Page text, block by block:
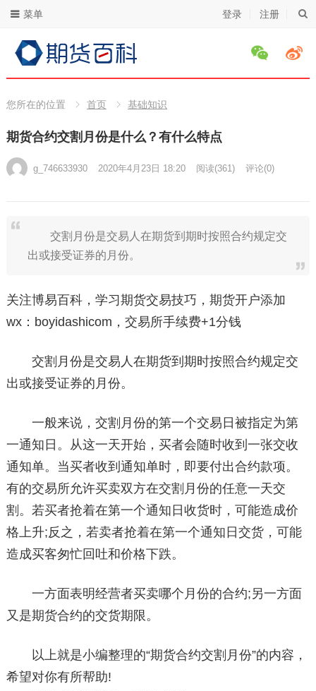
登录 注册
菜单
您所在的位置 首页 基础知识
期货合约交割月份是什么？有什么特点
g_746633930 2020年4月23日 18:20 阅读(361) 评论(0)
交割月份是交易人在期货到期时按照合约规定交
出或接受证券的月份。
关注博易百科，学习期货交易技巧，期货开户添加
wx：boyidashicom，交易所手续费+1分钱
交割月份是交易人在期货到期时按照合约规定交
出或接受证券的月份。
一般来说，交割月份的第一个交易日被指定为第
一通知日。从这一天开始，买者会随时收到一张交收
通知单。当买者收到通知单时，即要付出合约款项。
有的交易所允许买卖双方在交割月份的任意一天交
割。若买者抢着在第一个通知日收货时，可能造成价
格上升;反之，若卖者抢着在第一个通知日交货，可能
造成买客匆忙回吐和价格下跌。
一方面表明经营者买卖哪个月份的合约;另一方面
又是期货合约的交货期限。
以上就是小编整理的“期货合约交割月份”的内容，
希望对你有所帮助!